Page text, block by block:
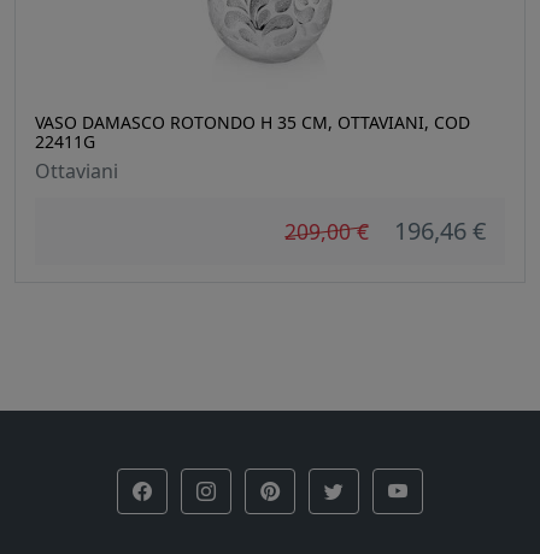
VASO DAMASCO ROTONDO H 35 CM, OTTAVIANI, COD
22411G
Ottaviani
209,00 € 196,46 €